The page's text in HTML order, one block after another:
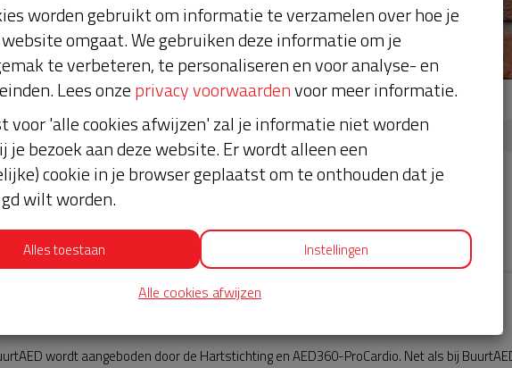
wordt aangeboden door de Hartstichting en AED360-ProCardio. Net als bij
worden gebruikt om informatie te verzamelen over hoe je
omgaat. We gebruiken deze informatie om je
te verbeteren, te personaliseren en voor analyse- en
Lees onzeprivacy voorwaardenvoor meer informatie.
voor 'alle cookies afwijzen' zal je informatie niet worden
je bezoek aan deze website. Er wordt alleen een
cookie in je browser geplaatst om te onthouden dat je
wilt worden.
Alles toestaan Instellingen
Alle cookies afwijzen